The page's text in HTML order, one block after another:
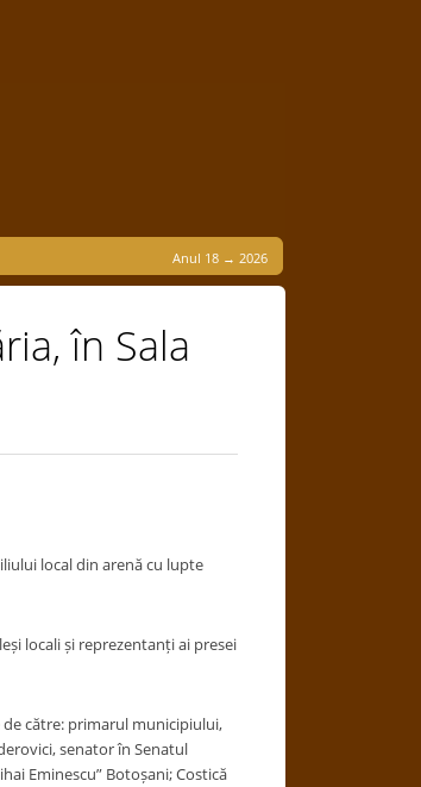
Anul 18 → 2026
în Sala
local din arenă cu lupte
locali și reprezentanți ai presei
către: primarul municipiului,
senator în Senatul
Eminescu” Botoșani; Costică